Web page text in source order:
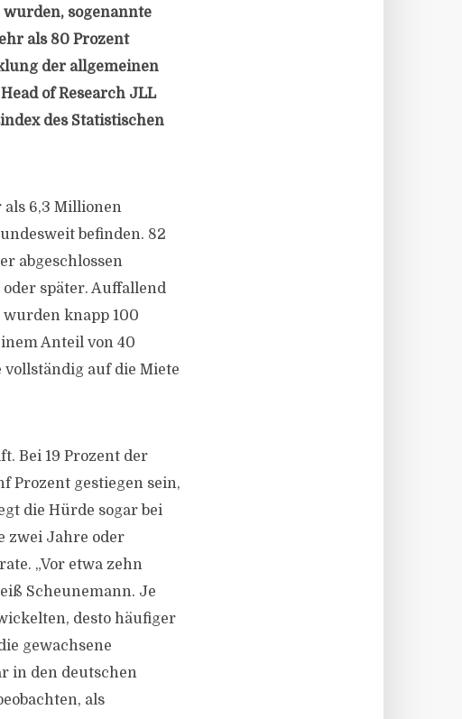
sogenannte
als 80 Prozent
der allgemeinen
of Research JLL
des Statistischen
6,3 Millionen
befinden. 82
abgeschlossen
später. Auffallend
knapp 100
Anteil von 40
auf die Miete
Bei 19 Prozent der
Prozent gestiegen sein,
die Hürde sogar bei
zwei Jahre oder
„Vor etwa zehn
Scheunemann. Je
desto häufiger
gewachsene
in den deutschen
als